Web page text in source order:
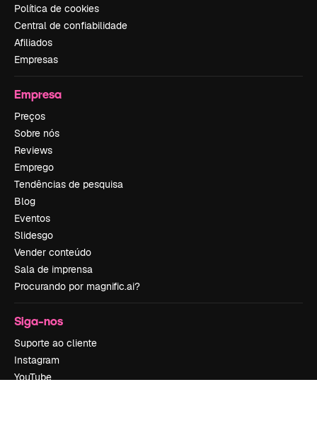
Política de cookies
Central de confiabilidade
Afiliados
Empresas
Empresa
Preços
Sobre nós
Reviews
Emprego
Tendências de pesquisa
Blog
Eventos
Slidesgo
Vender conteúdo
Sala de imprensa
Procurando por magnific.ai?
Siga-nos
Suporte ao cliente
Instagram
YouTube